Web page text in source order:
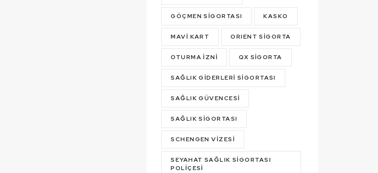
GÖÇMEN SIGORTASI KASKO
MAVI KART ORIENT SIGORTA
OTURMA İZNI QX SIGORTA
SAĞLIK GIDERLERI SIGORTASI
SAĞLIK GÜVENCESI
SAĞLIK SIGORTASI
SCHENGEN VIZESI
SEYAHAT SAĞLIK SIGORTASI
POLIÇESI